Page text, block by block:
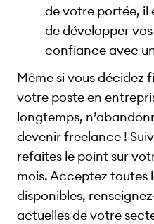
de votre portée, il
de développer
confiance avec
Même si vous décidez
votre poste en
longtemps,
devenir freelance !
refaites le point sur
mois. Acceptez toutes
disponibles,
actuelles de votre